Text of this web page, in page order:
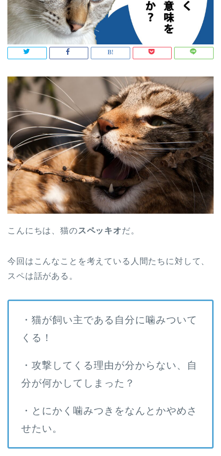
こんにちは、猫のスペッキオだ。
今回はこんなことを考えている人間たちに対して、
スペは話がある。
・猫が飼い主である自分に噛みついて
くる！
・攻撃してくる理由が分からない、自
分が何かしてしまった？
・とにかく噛みつきをなんとかやめさ
せたい。